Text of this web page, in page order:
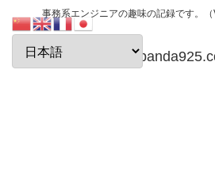
事務系エンジニアの趣味の記録です。（